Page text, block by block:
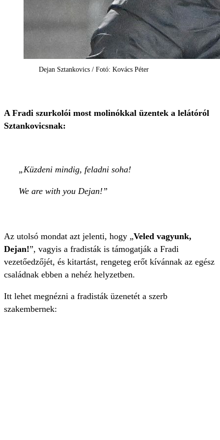
Dejan Sztankovics / Fotó: Kovács Péter
A Fradi szurkolói most molinókkal üzentek a lelátóról
Sztankovicsnak:
Küzdeni mindig, feladni soha!
We are with you Dejan!
Az utolsó mondat azt jelenti, hogy „Veled vagyunk,
Dejan!”, vagyis a fradisták is támogatják a Fradi
vezetőedzőjét, és kitartást, rengeteg erőt kívánnak az egész
családnak ebben a nehéz helyzetben.
Itt lehet megnézni a fradisták üzenetét a szerb
szakembernek: